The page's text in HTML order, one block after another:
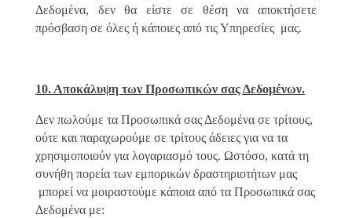
Δεδομένα, δεν θα είστε σε θέση να αποκτήσετε
πρόσβαση σε όλες ή κάποιες από τις Υπηρεσίες μας.
10. Αποκάλυψη των Προσωπικών σας Δεδομένων.
Δεν πωλούμε τα Προσωπικά σας Δεδομένα σε τρίτους,
ούτε και παραχωρούμε σε τρίτους άδειες για να τα
χρησιμοποιούν για λογαριασμό τους. Ωστόσο, κατά τη
συνήθη πορεία των εμπορικών δραστηριοτήτων μας
μπορεί να μοιραστούμε κάποια από τα Προσωπικά σας
Δεδομένα με: